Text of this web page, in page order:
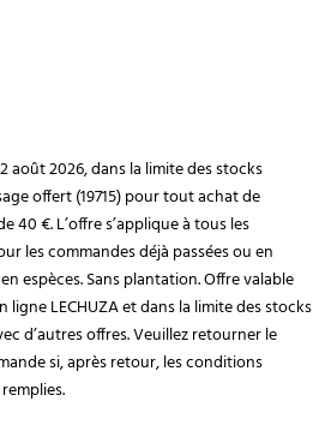
août 2026, dans la limite des stocks
offert (19715) pour tout achat de
40 €. L’offre s’applique à tous les
les commandes déjà passées ou en
espèces. Sans plantation. Offre valable
LECHUZA et dans la limite des stocks
d’autres offres. Veuillez retourner le
si, après retour, les conditions